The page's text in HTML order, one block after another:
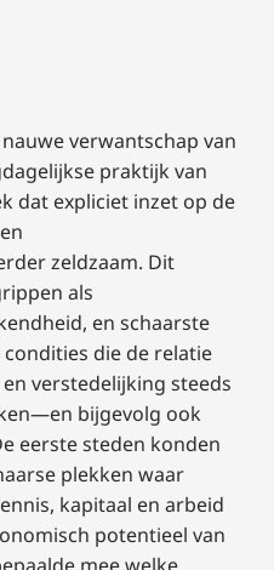
verwantschap van
praktijk van
dat expliciet inzet op de
zeldzaam. Dit
als
en schaarste
die de relatie
verstedelijking steeds
bijgevolg ook
eerste steden konden
plekken waar
kapitaal en arbeid
potentieel van